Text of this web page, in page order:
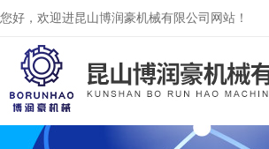
您好，欢迎进昆山博润豪机械有限公司网站！